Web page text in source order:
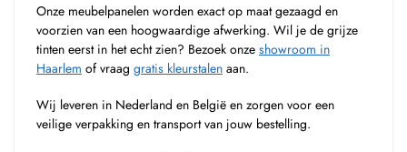
Onze meubelpanelen worden exact op maat gezaagd en
voorzien van een hoogwaardige afwerking. Wil je de grijze
tinten eerst in het echt zien? Bezoek onze showroom in
Haarlem of vraag gratis kleurstalen aan.
Wij leveren in Nederland en België en zorgen voor een
veilige verpakking en transport van jouw bestelling.